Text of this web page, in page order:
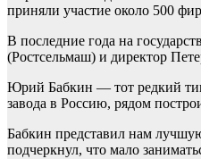
приняли участие около 500
В последние года на
(Ростсельмаш) и директор
Юрий Бабкин — тот редкий тип
завода в Россию, рядом
Бабкин представил нам
подчеркнул, что мало